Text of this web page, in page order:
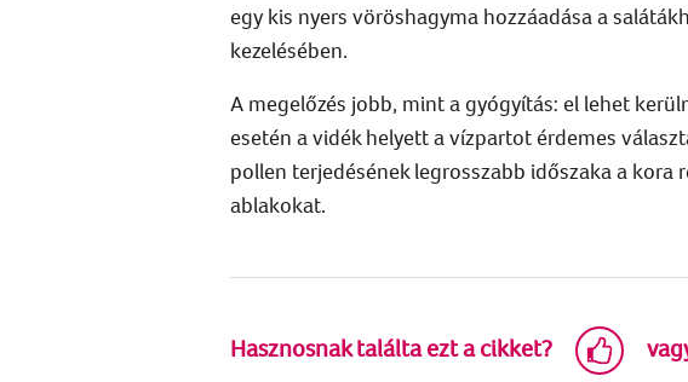
egy kis nyers vöröshagyma hozzáadása a
kezelésében.
A megelőzés jobb, mint a gyógyítás: el lehet
esetén a vidék helyett a vízpartot érdemes
pollen terjedésének legrosszabb időszaka a
ablakokat.
Hasznosnak találta ezt a cikket?